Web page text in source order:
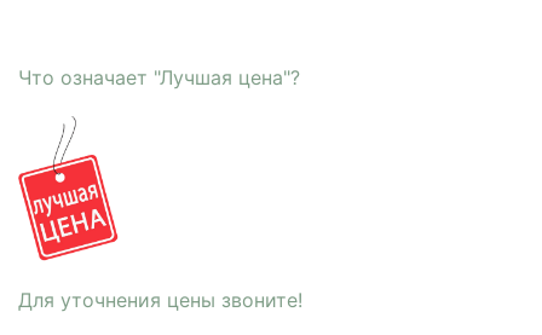
Что означает "Лучшая цена"?
Для уточнения цены звоните!